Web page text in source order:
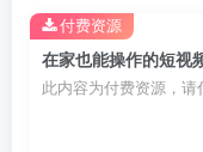
此内容为付费资源，请
付费资源